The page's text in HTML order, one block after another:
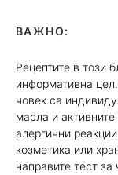
ВАЖНО:
Рецептите в този
информативна
човек са
масла и
алергични
козметика или
направите тест за